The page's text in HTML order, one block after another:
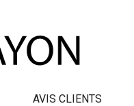
AVIS CLIENTS